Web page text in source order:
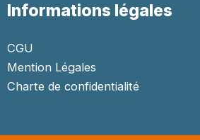
Informations légales
CGU
Mention Légales
Charte de confidentialité